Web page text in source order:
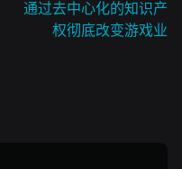
通过去中心化的知识产
权彻底改变游戏业